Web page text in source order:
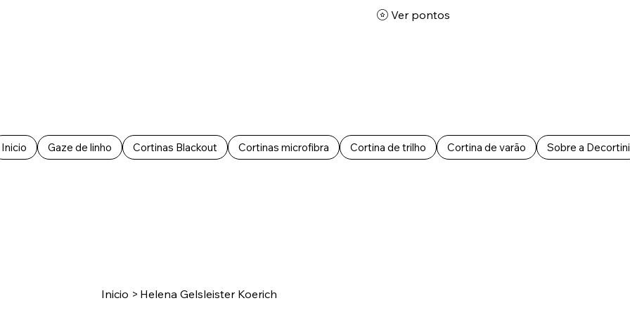
Inicio Gaze de linho Cortinas Blackout Cortinas microfibra Cortina de trilho Cortina de varão Sobre a Decortini
Ver pontos
Inicio > Helena Gelsleister Koerich